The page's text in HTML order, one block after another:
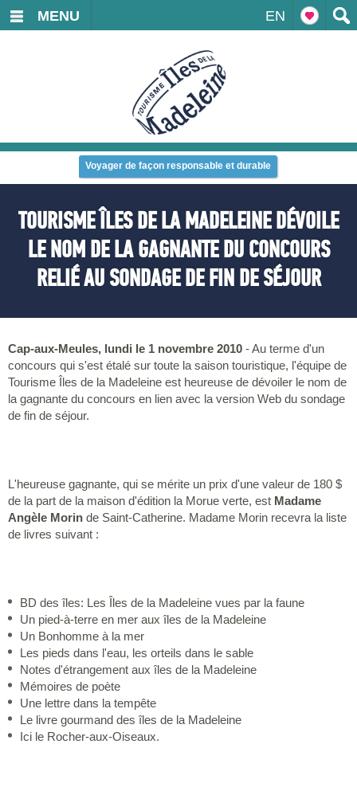
EN
MENU
Voyager de façon responsable et durable
TOURISME ÎLES DE LA MADELEINE DÉVOILE
LE NOM DE LA GAGNANTE DU CONCOURS
RELIÉ AU SONDAGE DE FIN DE SÉJOUR
Cap-aux-Meules, lundi le 1 novembre 2010 - Au terme d'un
concours qui s'est étalé sur toute la saison touristique, l'équipe de
Tourisme Îles de la Madeleine est heureuse de dévoiler le nom de
la gagnante du concours en lien avec la version Web du sondage
de fin de séjour.
L'heureuse gagnante, qui se mérite un prix d'une valeur de 180 $
de la part de la maison d'édition la Morue verte, est Madame
Angèle Morin de Saint-Catherine. Madame Morin recevra la liste
de livres suivant :
BD des îles: Les Îles de la Madeleine vues par la faune
Un pied-à-terre en mer aux îles de la Madeleine
Un Bonhomme à la mer
Les pieds dans l'eau, les orteils dans le sable
Notes d'étrangement aux îles de la Madeleine
Mémoires de poète
Une lettre dans la tempête
Le livre gourmand des îles de la Madeleine
Ici le Rocher-aux-Oiseaux.